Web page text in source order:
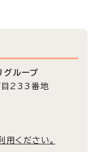
グループ
233番地
ください。